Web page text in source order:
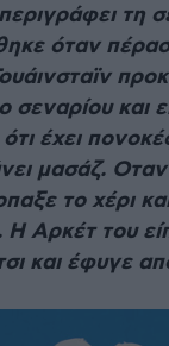
τη
όταν
σεναρίου και
έχει
μασάζ. Οταν
το χέρι
Αρκέτ του
και έφυγε